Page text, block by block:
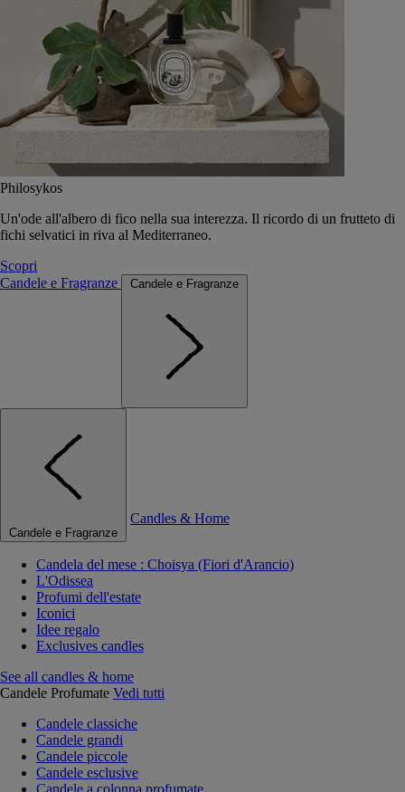
Philosykos
Un'ode all'albero di fico nella sua interezza. Il ricordo di un frutteto di
fichi selvatici in riva al Mediterraneo.
Scopri
Candele e Fragranze
Candele e Fragranze
Candele e Fragranze
Candles & Home
Candela del mese : Choisya (Fiori d'Arancio)
L'Odissea
Profumi dell'estate
Iconici
Idee regalo
Exclusives candles
See all candles & home
Candele Profumate Vedi tutti
Candele classiche
Candele grandi
Candele piccole
Candele esclusive
Candele a colonna profumate